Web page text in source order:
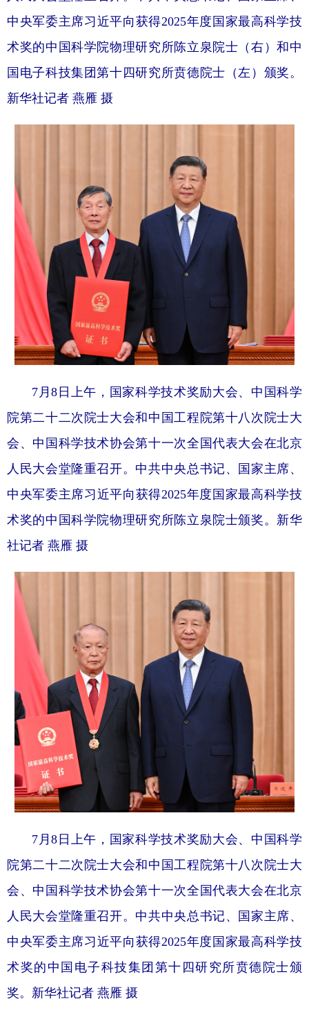
中央军委主席习近平向获得2025年度国家最高科学技
术奖的中国科学院物理研究所陈立泉院士（右）和中
国电子科技集团第十四研究所贲德院士（左）颁奖。
新华社记者 燕雁 摄
7月8日上午，国家科学技术奖励大会、中国科学
院第二十二次院士大会和中国工程院第十八次院士大
会、中国科学技术协会第十一次全国代表大会在北京
人民大会堂隆重召开。中共中央总书记、国家主席、
中央军委主席习近平向获得2025年度国家最高科学技
术奖的中国科学院物理研究所陈立泉院士颁奖。新华
社记者 燕雁 摄
7月8日上午，国家科学技术奖励大会、中国科学
院第二十二次院士大会和中国工程院第十八次院士大
会、中国科学技术协会第十一次全国代表大会在北京
人民大会堂隆重召开。中共中央总书记、国家主席、
中央军委主席习近平向获得2025年度国家最高科学技
术奖的中国电子科技集团第十四研究所贲德院士颁
奖。新华社记者 燕雁 摄